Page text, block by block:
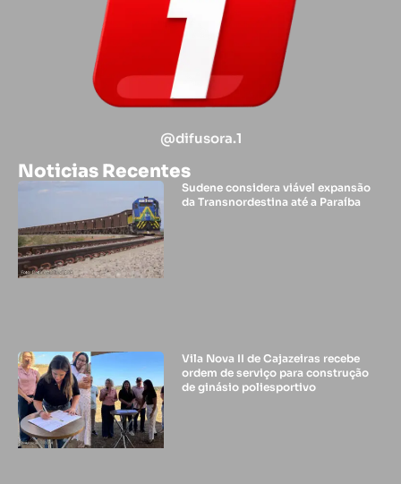
@difusora.1
Noticias Recentes
Sudene considera viável expansão
da Transnordestina até a Paraíba
Vila Nova II de Cajazeiras recebe
ordem de serviço para construção
de ginásio poliesportivo